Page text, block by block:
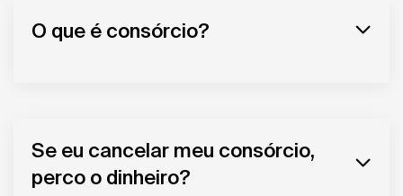
O que é consórcio?
Se eu cancelar meu consórcio,
perco o dinheiro?